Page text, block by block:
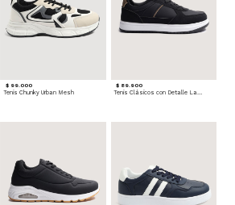
$ 99.000
Tenis Chunky Urban Mesh
$ 89.900